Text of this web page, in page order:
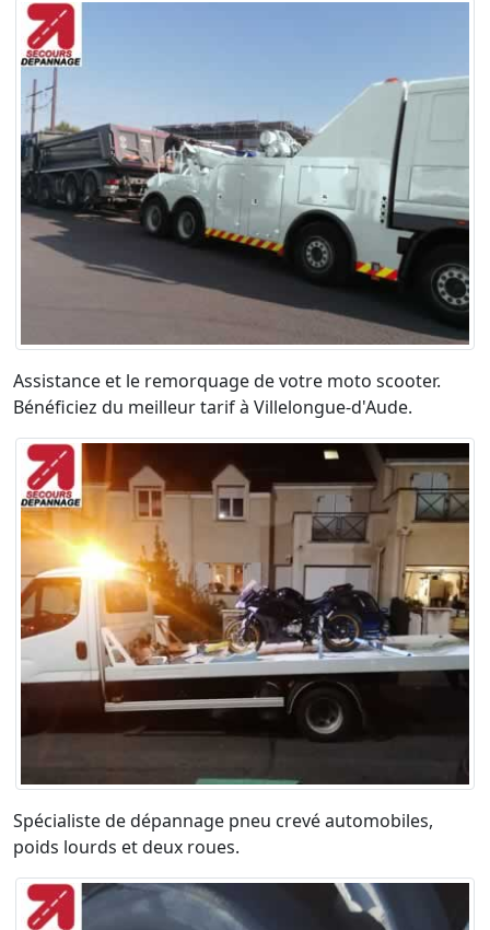
Assistance et le remorquage de votre moto scooter.
Bénéficiez du meilleur tarif à Villelongue-d'Aude.
Spécialiste de dépannage pneu crevé automobiles,
poids lourds et deux roues.